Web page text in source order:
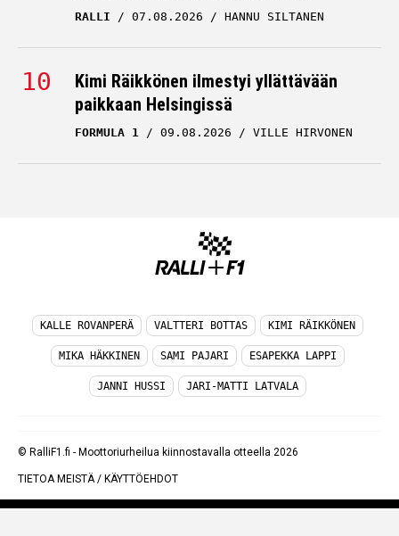
RALLI 07.08.2026 HANNU SILTANEN
Kimi Räikkönen ilmestyi yllättävään
paikkaan Helsingissä
FORMULA 1 09.08.2026 VILLE HIRVONEN
KALLE ROVANPERÄ VALTTERI BOTTAS KIMI RÄIKKÖNEN
MIKA HÄKKINEN SAMI PAJARI ESAPEKKA LAPPI
JANNI HUSSI JARI-MATTI LATVALA
© RalliF1.fi - Moottoriurheilua kiinnostavalla otteella 2026
TIETOA MEISTÄ/ KÄYTTÖEHDOT